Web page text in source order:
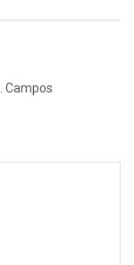
Campos